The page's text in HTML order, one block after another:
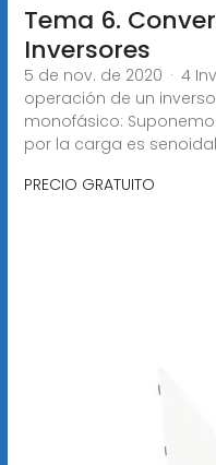
Tema 6.
Inversores
5 de nov. de 2020 · 4
operación de un
monofásico:
por la carga es
PRECIO GRATUITO